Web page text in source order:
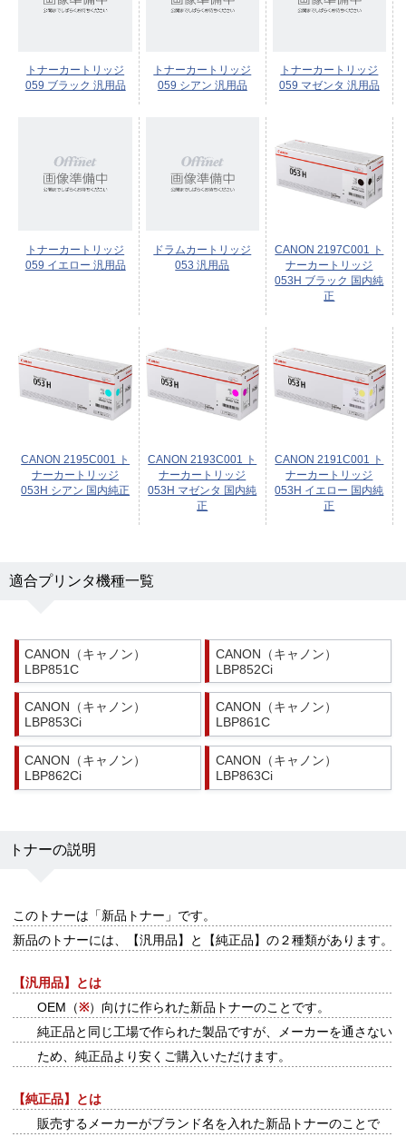
トナーカートリッジ
059 ブラック 汎用品
トナーカートリッジ
059 シアン 汎用品
トナーカートリッジ
059 マゼンタ 汎用品
トナーカートリッジ
059 イエロー 汎用品
ドラムカートリッジ
053 汎用品
CANON 2197C001 ト
ナーカートリッジ
053H ブラック 国内純
正
CANON 2195C001 ト
ナーカートリッジ
053H シアン 国内純正
CANON 2193C001 ト
ナーカートリッジ
053H マゼンタ 国内純
正
CANON 2191C001 ト
ナーカートリッジ
053H イエロー 国内純
正
適合プリンタ機種一覧
CANON（キャノン）
LBP851C
CANON（キャノン）
LBP852Ci
CANON（キャノン）
LBP853Ci
CANON（キャノン）
LBP861C
CANON（キャノン）
LBP862Ci
CANON（キャノン）
LBP863Ci
トナーの説明
このトナーは 「新品トナー」 です。
新品のトナーには、【汎用品】と【純正品】の２種類があります。
【汎用品】とは
OEM（※）向けに作られた新品トナーのことです。
純正品と同じ工場で作られた製品ですが、メーカーを通さない
ため、純正品より安くご購入いただけます。
【純正品】とは
販売するメーカーがブランド名を入れた新品トナーのことで